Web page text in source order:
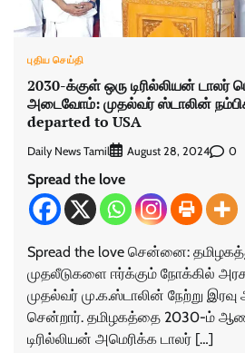
புதிய செய்தி
2030-க்குள் ஒரு டிரில்லியன்
அடைவோம்: முதல்வர் ஸ்டாலின்
departed to USA
Daily News Tamil August 28, 2024 0
Spread the love
Spread the love சென்னை:
முதலீடுகளை ஈர்க்கும் நோக்கில்
முதல்வர் மு.க.ஸ்டாலின் நேற்று இரவு
சென்றார். தமிழகத்தை 2030-ம்
டிரில்லியன் அமெரிக்க டாலர் […]